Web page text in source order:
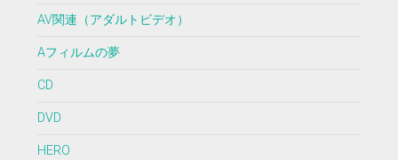
AV関連（アダルトビデオ）
Aフィルムの夢
CD
DVD
HERO